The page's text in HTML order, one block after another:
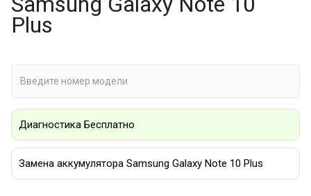
Plus
Диагностика Бесплатно
Замена аккумулятора Samsung Galaxy Note 10 Plus